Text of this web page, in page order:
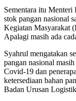
Sementara itu Menteri
stok pangan nasional
Kegiatan Masyarakat
Apalagi masih ada
Syahrul mengatakan
pangan nasional
Covid-19 dan
ketersediaan bahan
Badan Urusan